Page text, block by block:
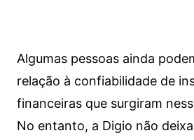
Algumas pessoas ainda
relação à confiabilidade de
financeiras que surgiram
No entanto, a Digio não